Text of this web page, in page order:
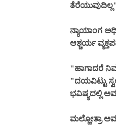
ನ್ಯಾಯಾಂಗ
ಆಶ್ಚರ್ಯ
"ಹಾಗಾದರೆ
"ದಯವಿಟ್ಟು
ಭವಿಷ್ಯದಲ್ಲಿ
ಮಲ್ಹೋತ್ರಾ